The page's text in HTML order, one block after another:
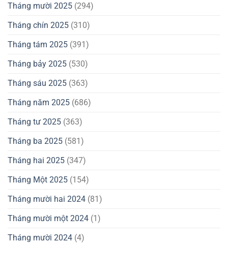
Tháng mười 2025 (294)
Tháng chín 2025 (310)
Tháng tám 2025 (391)
Tháng bảy 2025 (530)
Tháng sáu 2025 (363)
Tháng năm 2025 (686)
Tháng tư 2025 (363)
Tháng ba 2025 (581)
Tháng hai 2025 (347)
Tháng Một 2025 (154)
Tháng mười hai 2024 (81)
Tháng mười một 2024 (1)
Tháng mười 2024 (4)